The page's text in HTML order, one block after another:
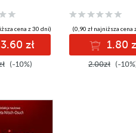
cena z 30 dni)
3.60 zł
(-10%)
(0,90 zł najniższa cena
1.80
2.00zł (-